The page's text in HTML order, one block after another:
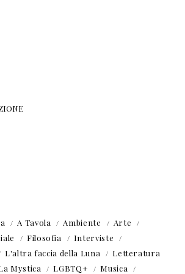
A Tavola Ambiente
Arte
Filosofia
Interviste
L'altra faccia della Luna
Letteratura
Mystica
LGBTQ+
Musica